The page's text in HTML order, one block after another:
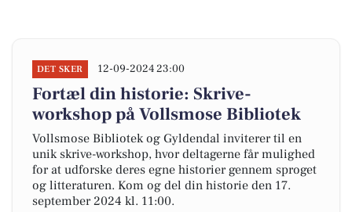
DET SKER 12-09-2024 23:00
Fortæl din historie: Skrive-
workshop på Vollsmose Bibliotek
Vollsmose Bibliotek og Gyldendal inviterer til en
unik skrive-workshop, hvor deltagerne får mulighed
for at udforske deres egne historier gennem sproget
og litteraturen. Kom og del din historie den 17.
september 2024 kl. 11:00.